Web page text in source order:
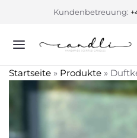
Kundenbetreuung:
Startseite » Produkte »